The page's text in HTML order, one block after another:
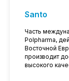
Santo
Часть
Polpharma,
Восточной
производит
высокого